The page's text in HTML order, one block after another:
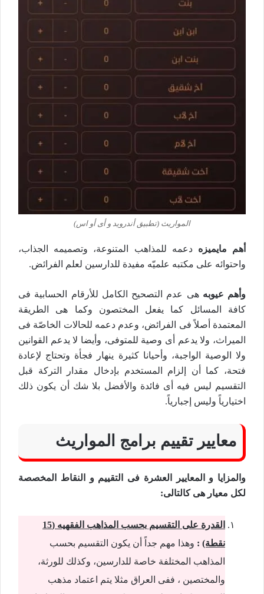
المواريث (تطبيق أندرويد و أى أو اس)
أهم مايميزه دعمه للمذاهب المتنوعة، وتصميمه الجذاب،
واحتوائه على مكتبه علميّه مفيدة للدارسين لعلم الفرائض.
وأهم عيوبه هى عدم التصحيح الكامل للأرقام الحسابية فى
كافة المسائل كما يفعل المختصون وكما هى الطريقة
المعتمدة أصلاً فى الفرائض، وعدم دعمه للحالات الخاصّة فى
الميراث، ولا يدعم أى وصية للمتوفى، وأيضا لا يدعم القوانين
ولا الوصية الواجبة، وأحيانا كثيرة ينهار فجأة وتحتاج لإعادة
فتحة، كما أن إلزام المستخدم بإدخال مقدار التركة قبل
التقسيم ليس فيه أى فائدة والأفضل بلا شك أن يكون ذلك
اختيارياً وليس إجبارياً.
معايير تقييم برامج المواريث
والمزايا و المعايير العشرة فى التقييم و النقاط المخصصة
لكل معيار هى كالتالى:
القدرة على التقسيم بحسب المذاهب الفقهيه (15
نقطة) : وهذا مهم جداً أن يكون التقسيم بحسب
المذاهب المختلفة خاصة للدارسين، وكذلك للورثة،
والمختصين ، ففى العراق مثلا يتم اعتماد مذهب